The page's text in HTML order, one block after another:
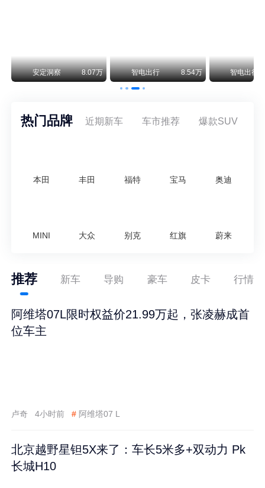
安定洞察 8.07万 智电出行 8.54万 智电出行
热门品牌 近期新车 车市推荐 爆款SUV
本田 丰田 福特 宝马 奥迪
MINI 大众 别克 红旗 蔚来
推荐 新车 导购 豪车 皮卡 行情
阿维塔07L限时权益价21.99万起，张凌赫成首
位车主
卢奇 4小时前 # 阿维塔07 L
北京越野星钽5X来了：车长5米多+双动力 Pk
长城H10